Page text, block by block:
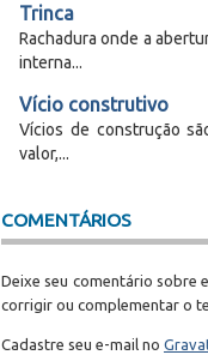
Trinca
Rachadura onde a
interna...
Vício construtivo
Vícios de construção
valor,...
COMENTÁRIOS
Deixe seu comentário sobre
corrigir ou complementar o
Cadastre seu e-mail no